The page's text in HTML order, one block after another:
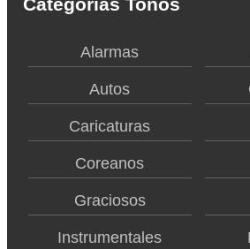
Categorías Tonos
Alarmas
Autos
Caricaturas
Coreanos
Graciosos
Instrumentales